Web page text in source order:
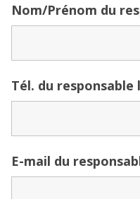
Nom/Prénom du
Tél. du
E-mail du